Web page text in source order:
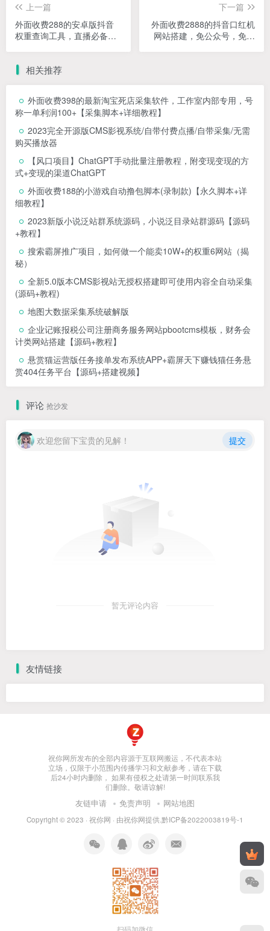
上一篇
外面收费288的安卓版抖音
权重查询工具，直播必备礼
下一篇
外面收费2888的抖音口红机
网站搭建，免公众号，免服
相关推荐
外面收费398的最新淘宝死店采集软件，工作室内部专用，号
称一单利润100+【采集脚本+详细教程】
2023完全开源版CMS影视系统/自带付费点播/自带采集/无需
购买播放器
【风口项目】ChatGPT手动批量注册教程，附变现变现的方
式+变现的渠道ChatGPT
外面收费188的小游戏自动撸包脚本(录制款)【永久脚本+详
细教程】
2023新版小说泛站群系统源码，小说泛目录站群源码【源码
+教程】
搜索霸屏推广项目，如何做一个能卖10W+的权重6网站（揭
秘）
全新5.0版本CMS影视站无授权搭建即可使用内容全自动采集
(源码+教程)
地图大数据采集系统破解版
企业记账报税公司注册商务服务网站pbootcms模板，财务会
计类网站搭建【源码+教程】
悬赏猫运营版任务接单发布系统APP+霸屏天下赚钱猫任务悬
赏404任务平台【源码+搭建视频】
评论 抢沙发
欢迎您留下宝贵的见解！ 提交
暂无评论内容
友情链接
祝你网所发布的全部内容源于互联网搬运，不代表本站
立场，仅限于小范围内传播学习和文献参考，请在下载
后24小时内删除， 如果有侵权之处请第一时间联系我
们删除。敬请谅解!
友链申请 免责声明 网站地图
Copyright © 2023 · 祝你网 · 由祝你网提供.黔ICP备2022003819号-1